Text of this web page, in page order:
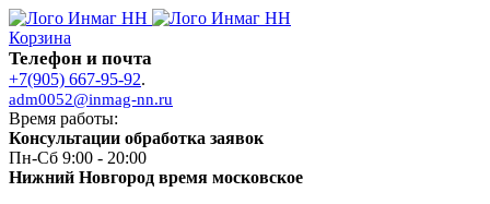
Корзина
Телефон и почта
+7(905) 667-95-92.
adm0052@inmag-nn.ru
Время работы:
Консультации обработка заявок
Пн-Сб 9:00 - 20:00
Нижний Новгород время московское